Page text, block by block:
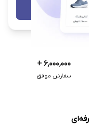
۶٬۰۰۰٬۰۰۰ +
سفارش موفق